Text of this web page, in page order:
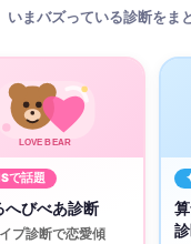
いまバズっている診断をま
LOVE BEAR
で話題
へびべあ診断
プ診断で恋愛傾